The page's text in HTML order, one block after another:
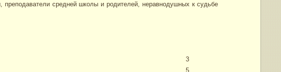
средней школы и родителей, неравнодушных к судьбе
3
5